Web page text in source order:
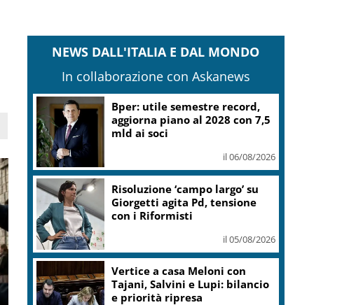
NEWS DALL'ITALIA E DAL MONDO
In collaborazione con Askanews
Bper: utile semestre record,
aggiorna piano al 2028 con 7,5
mld ai soci
il 06/08/2026
Risoluzione ‘campo largo’ su
Giorgetti agita Pd, tensione
con i Riformisti
il 05/08/2026
Vertice a casa Meloni con
Tajani, Salvini e Lupi: bilancio
e priorità ripresa